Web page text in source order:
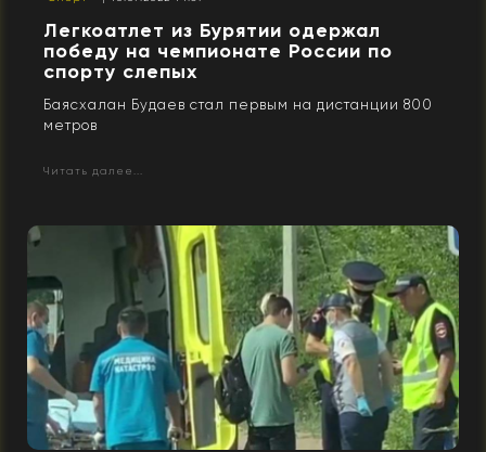
Легкоатлет из Бурятии одержал
победу на чемпионате России по
спорту слепых
Баясхалан Будаев стал первым на дистанции 800
метров
Читать далее...